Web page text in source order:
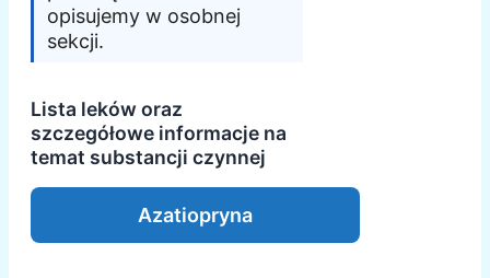
opisujemy w osobnej
sekcji.
Lista leków oraz
szczegółowe informacje na
temat substancji czynnej
Azatiopryna